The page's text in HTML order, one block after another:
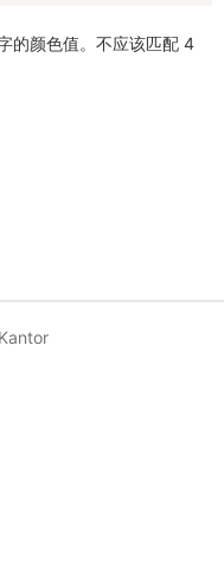
的颜色值。不应该匹配 4